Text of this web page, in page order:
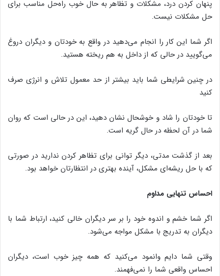
پنهان کردن درد، مشکلات و تظاهر به حال خوب راه‌حل مناسب برای
حل مشکلات نیست.
اگر شما این کار را انجام می‌دهید در واقع به خودتان و دیگران دروغ
می‌گویید در حالی که از داخل به هم ریخته هستید.
در چنین شرایطی شما باید بیشتر از حد معمول تلاش و انرژی صرف
کنید
تا خودتان را شاد و خوشحال نشان دهید، این در حالی است که روان
شما در آن لحظه در حال گریه است.
بعد از گذشت مدتی، دیگر توانی برای تظاهر کردن ندارید در صورتی
که با حل ریشه‌ای مشکل، آینده بهتری در انتظارتان خواهد بود.
احساس تنهایی مداوم
اگر شما خشم و اندوه خود را بر سر دیگران خالی کنید، ارتباط شما با
دیگران به تدریج با مشکل مواجه می‌شود.
وقتی شما دایم وانمود می‌کنید که همه چیز خوب است، دیگران
احساس واقعی شما را نمی‌فهمند.